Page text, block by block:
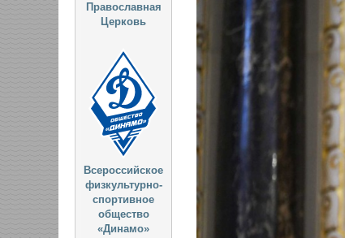
Православная
Церковь
Всероссийское
физкультурно-
спортивное
общество
«Динамо»